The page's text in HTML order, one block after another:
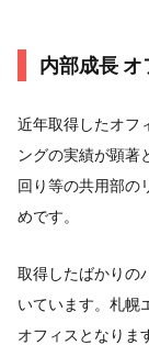
内部成長
近年取得したオフ
ングの実績が顕著
回り等の共用部の
めです。
取得したばかりの
いています。札幌
オフィスとなりま